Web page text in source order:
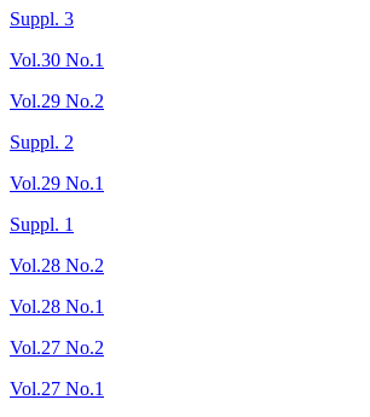
Suppl. 3
Vol.30 No.1
Vol.29 No.2
Suppl. 2
Vol.29 No.1
Suppl. 1
Vol.28 No.2
Vol.28 No.1
Vol.27 No.2
Vol.27 No.1